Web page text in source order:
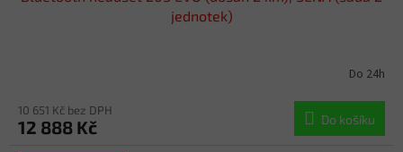
jednotek)
Do 24h
10 651 Kč bez DPH
12 888 Kč Do košíku